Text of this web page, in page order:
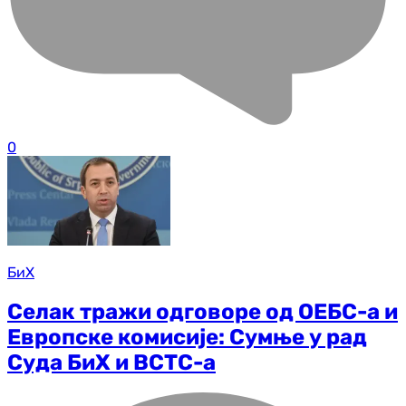
0
БиХ
Селак тражи одговоре од ОЕБС-а и
Европске комисије: Сумње у рад
Суда БиХ и ВСТС-а